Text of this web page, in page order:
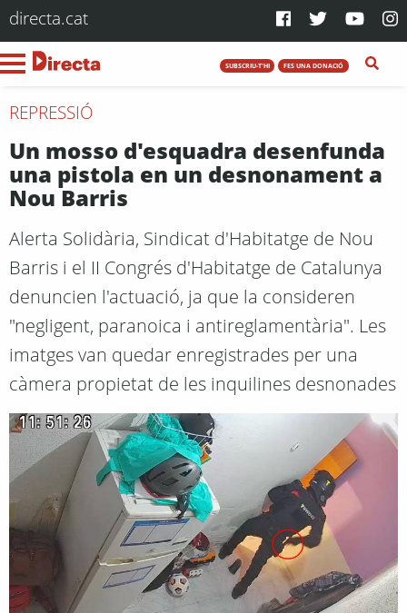
directa.cat
SUBSCRIU-T'HI FES UNA DONACIÓ
REPRESSIÓ
Un mosso d'esquadra desenfunda
una pistola en un desnonament a
Nou Barris
Alerta Solidària, Sindicat d'Habitatge de Nou
Barris i el II Congrés d'Habitatge de Catalunya
denuncien l'actuació, ja que la consideren
"negligent, paranoica i antireglamentària". Les
imatges van quedar enregistrades per una
càmera propietat de les inquilines desnonades